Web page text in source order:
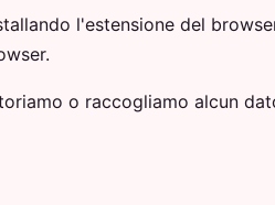
l'estensione del
o raccogliamo alcun